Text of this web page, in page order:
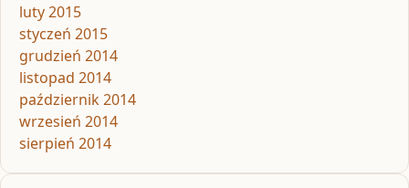
luty 2015
styczeń 2015
grudzień 2014
listopad 2014
październik 2014
wrzesień 2014
sierpień 2014